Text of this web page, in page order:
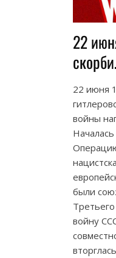
22
22 июня
войны
были
войну